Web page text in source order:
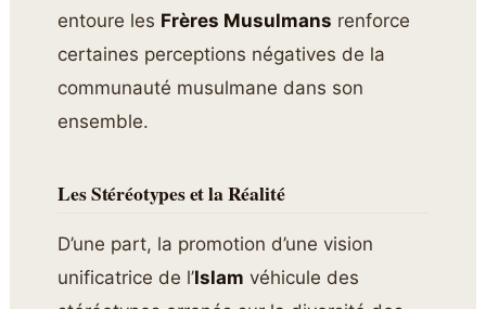
entoure les Frères Musulmans renforce
certaines perceptions négatives de la
communauté musulmane dans son
ensemble.
Les Stéréotypes et la Réalité
D’une part, la promotion d’une vision
unificatrice de l’Islam véhicule des